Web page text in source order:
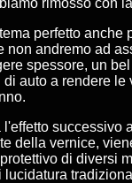
perfetto anche
non andremo ad
spessore, un
auto a rendere le
l'effetto successivo
della vernice,
di diversi